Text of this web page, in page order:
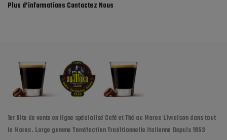
Plus d'informations Contactez Nous
1er Site de vente en ligne spécialisé Café et Thé au Maroc Livraison dans tout
le Maroc. Large gamme Torréfaction Traditionnelle italienne Depuis 1953